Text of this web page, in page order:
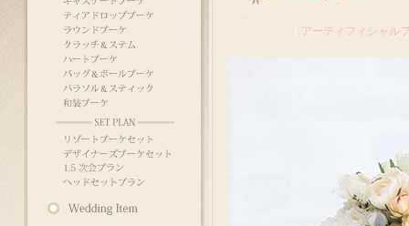
アーティフィシャル